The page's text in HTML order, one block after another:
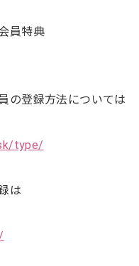
員特典
の登録方法については
type/
は